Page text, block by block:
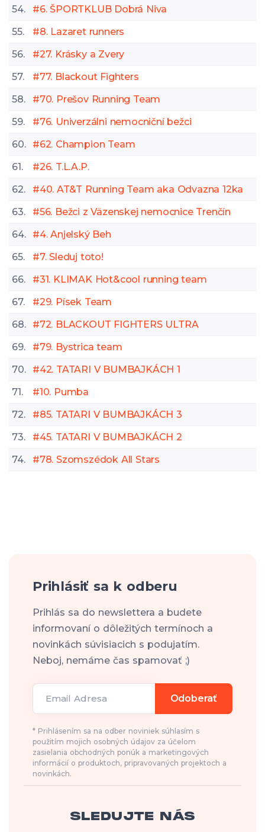
54.
#6. ŠPORTKLUB Dobrá Niva
55.
#8. Lazaret runners
56.
#27. Krásky a Zvery
57.
#77. Blackout Fighters
58.
#70. Prešov Running Team
59.
#76. Univerzálni nemocniční bežci
60.
#62. Champion Team
61.
#26. T.L.A.P.
62.
#40. AT&T Running Team aka Odvazna 12ka
63.
#56. Bežci z Väzenskej nemocnice Trenčín
64.
#4. Anjelský Beh
65.
#7. Sleduj toto!
66.
#31. KLIMAK Hot&cool running team
67.
#29. Písek Team
68.
#72. BLACKOUT FIGHTERS ULTRA
69.
#79. Bystrica team
70.
#42. TATARI V BUMBAJKÁCH 1
71.
#10. Pumba
72.
#85. TATARI V BUMBAJKÁCH 3
73.
#45. TATARI V BUMBAJKÁCH 2
74.
#78. Szomszédok All Stars
Prihlásiť sa k odberu
Prihlás sa do newslettera a budete
informovaní o dôležitých termínoch a
novinkách súvisiacich s podujatím.
Neboj, nemáme čas spamovať ;)
Email Adresa Odoberať
* Prihlásením sa na odber noviniek súhlasím s
použitím mojich osobných údajov za účelom
zasielania obchodných ponúk a marketingových
informácií o produktoch, pripravovaných projektoch a
novinkách.
SLEDUJTE NÁS